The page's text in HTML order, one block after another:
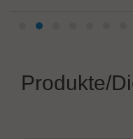
Produkte/